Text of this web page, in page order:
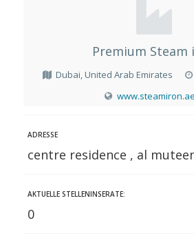
Premium Steam
Dubai, United Arab Emirates
www.steamiron.ae
ADRESSE
centre residence , al
AKTUELLE STELLENINSERATE:
0